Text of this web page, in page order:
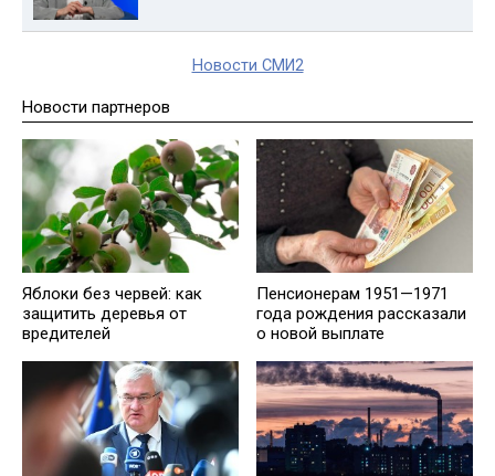
Новости СМИ2
Новости партнеров
Яблоки без червей: как
защитить деревья от
вредителей
Пенсионерам 1951—1971
года рождения рассказали
о новой выплате